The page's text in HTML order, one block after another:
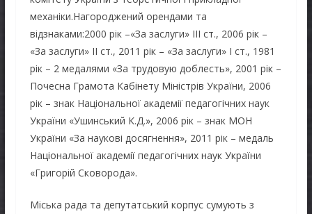
механіки.Нагороджений орендами та
відзнаками:2000 рік –«За заслуги» ІІІ ст., 2006 рік –
«За заслуги» ІІ ст., 2011 рік – «За заслуги» І ст., 1981
рік – 2 медалями «За трудовую доблесть», 2001 рік –
Почесна Грамота Кабінету Міністрів України, 2006
рік – знак Національної академії педагогічних наук
України «Ушинський К.Д.», 2006 рік – знак МОН
України «За наукові досягнення», 2011 рік – медаль
Національної академії педагогічних наук України
«Григорій Сковорода».
Міська рада та депутатський корпус сумують з